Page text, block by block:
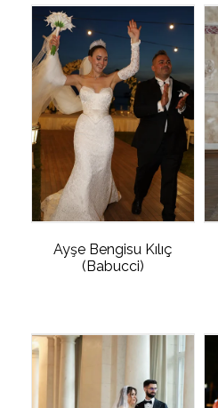
Ayşe Bengisu Kılıç
(Babucci)